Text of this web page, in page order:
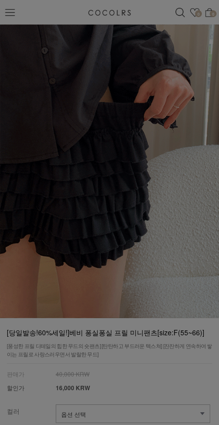
관심
0 0
검색
[당일발송!60%세일!]베비 퐁실퐁실 프릴 미니팬츠[size:F(55~66)]
[풍성한 프릴 디테일의 힙한 무드의 숏팬츠] [탄탄하고 부드러운 텍스쳐] [잔잔하게 연속하여 쌓
이는 프릴로 사랑스러우면서 발랄한 무드]
판매가
40,000 KRW
할인가
16,000 KRW
컬러